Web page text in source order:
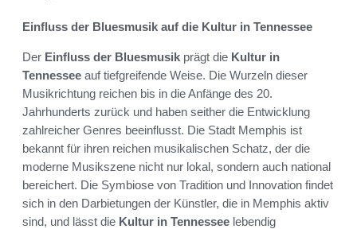
Einfluss der Bluesmusik auf die Kultur in Tennessee
Der Einfluss der Bluesmusik prägt die Kultur in
Tennessee auf tiefgreifende Weise. Die Wurzeln dieser
Musikrichtung reichen bis in die Anfänge des 20.
Jahrhunderts zurück und haben seither die Entwicklung
zahlreicher Genres beeinflusst. Die Stadt Memphis ist
bekannt für ihren reichen musikalischen Schatz, der die
moderne Musikszene nicht nur lokal, sondern auch national
bereichert. Die Symbiose von Tradition und Innovation findet
sich in den Darbietungen der Künstler, die in Memphis aktiv
sind, und lässt die Kultur in Tennessee lebendig